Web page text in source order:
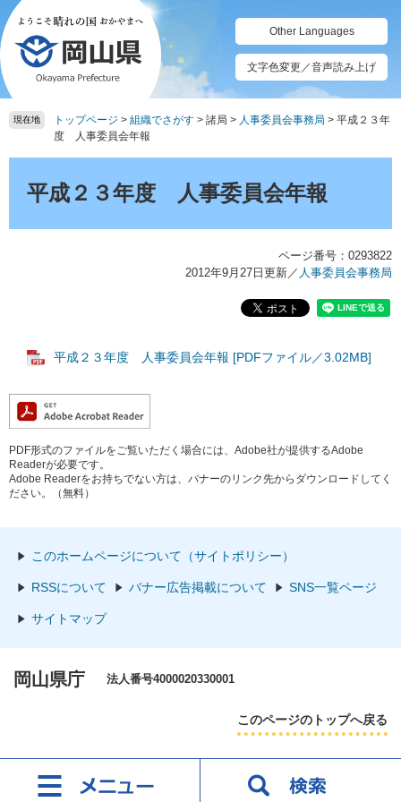
ペ
ー
ジ
の
先
頭
メ
ニ
ュ
ー
を
飛
て
Other Languages
文字色変更／音声読み上げ
現在地 トップページ > 組織でさがす > 諸局 > 人事委員会事務局 > 平成２３年
度 人事委員会年報
平成２３年度 人事委員会年報
ページ番号：0293822
2012年9月27日更新／ 人事委員会事務局
平成２３年度 人事委員会年報 [PDFファイル／3.02MB]
PDF形式のファイルをご覧いただく場合には、Adobe社が提供するAdobe
Readerが必要です。
Adobe Readerをお持ちでない方は、バナーのリンク先からダウンロードしてく
ださい。（無料）
このホームページについて（サイトポリシー）
RSSについて バナー広告掲載について SNS一覧ページ
サイトマップ
岡山県庁 法人番号4000020330001
このページのトップへ戻る